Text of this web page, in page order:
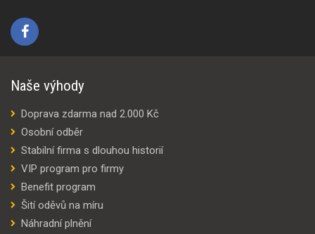
Naše výhody
Doprava zdarma nad 2.000 Kč
Osobní odběr
Stabilní firma s dlouhou historií
VIP program pro firmy
Benefit program
Šití oděvů na míru
Náhradní plnění